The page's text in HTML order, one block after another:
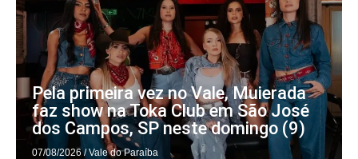
Pela primeira vez no Vale, Muierada
faz show na Toka Club em São José
dos Campos, SP neste domingo (9)
07/08/2026 / Vale do Paraíba